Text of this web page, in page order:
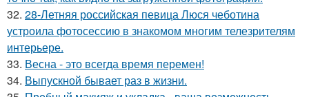
32. 28-Летняя российская певица Люся чеботина
устроила фотосессию в знакомом многим телезрителям
интерьере.
33. Весна - это всегда время перемен!
34. Выпускной бывает раз в жизни.